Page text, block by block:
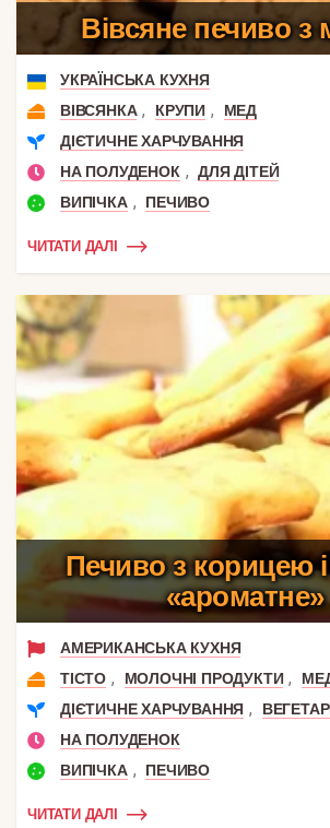
Вівсяне печиво з
УКРАЇНСЬКА КУХНЯ
ВІВСЯНКА , КРУПИ ,
МЕД
ДІЄТИЧНЕ ХАРЧУВАННЯ
НА ПОЛУДЕНОК , ДЛЯ ДІТЕЙ
ВИПІЧКА , ПЕЧИВО
ЧИТАТИ ДАЛІ
Печиво з корицею
«ароматне»
АМЕРИКАНСЬКА КУХНЯ
ТІСТО , МОЛОЧНІ ПРОДУКТИ ,
ДІЄТИЧНЕ ХАРЧУВАННЯ ,
НА ПОЛУДЕНОК
ВИПІЧКА , ПЕЧИВО
ЧИТАТИ ДАЛІ